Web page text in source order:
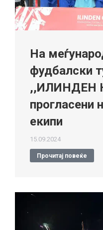
На
фудбалски
,,ИЛИНДЕН
прогласени
екипи
15.09.2024
Прочитај повеќе